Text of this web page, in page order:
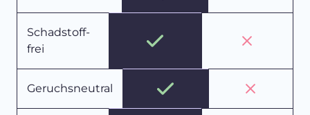
Schadstoff-
frei
Geruchsneutral